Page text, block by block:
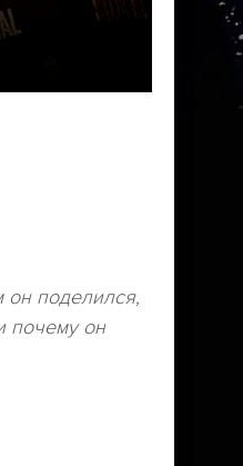
поделился,
почему он